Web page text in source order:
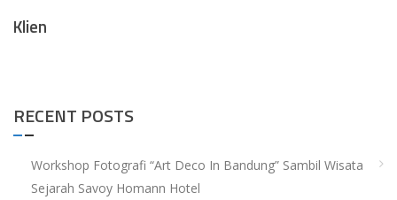
Klien
RECENT POSTS
Workshop Fotografi “Art Deco In Bandung” Sambil Wisata
Sejarah Savoy Homann Hotel